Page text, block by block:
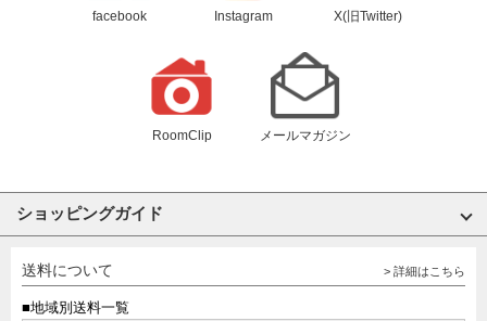
facebook Instagram X(旧Twitter)
RoomClip メールマガジン
ショッピングガイド
送料について > 詳細はこちら
■地域別送料一覧